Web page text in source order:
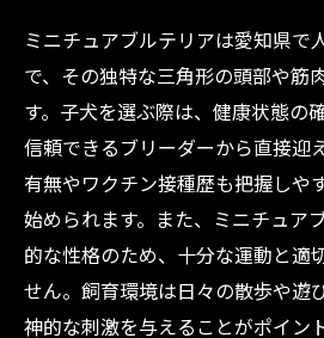
ミニチュアブルテリアは愛知県で
で、その独特な三角形の頭部や筋
す。子犬を選ぶ際は、健康状態の
信頼できるブリーダーから直接迎
有無やワクチン接種歴も把握しや
始められます。また、ミニチュア
的な性格のため、十分な運動と適
せん。飼育環境は日々の散歩や遊
神的な刺激を与えることがポイン